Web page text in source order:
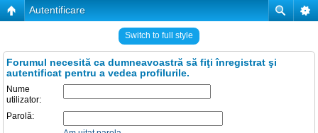
Autentificare
Switch to full style
Forumul necesită ca dumneavoastră să fiţi înregistrat şi
autentificat pentru a vedea profilurile.
Nume
utilizator:
Parolă: